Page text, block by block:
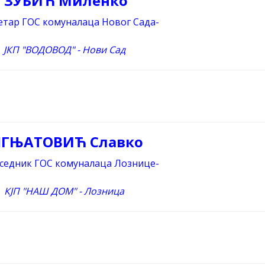
ГОС комуналаца Новог Сада-
ЈКП "ВОДОВОД" - Нови Сад
Славко
ГОС комуналаца Лознице-
КЈП "НАШ ДОМ" - Лозница